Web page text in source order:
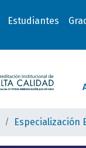
Estudiantes
Especialización